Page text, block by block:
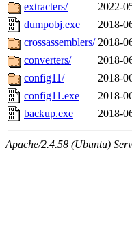
extracters/
2022-
dumpobj.exe
2018-
crossassemblers/ 2018-
converters/
2018-
config11/
2018-
config11.exe
2018-
backup.exe
2018-
Apache/2.4.58 (Ubuntu)